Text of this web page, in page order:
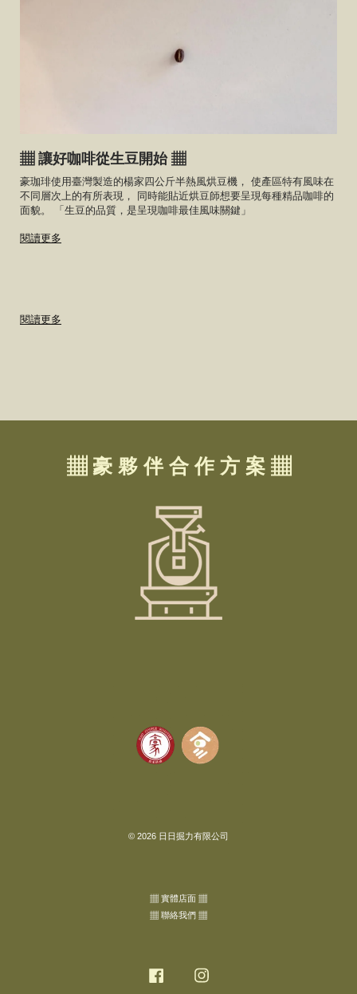
▦ 讓好咖啡從生豆開始 ▦
豪珈琲使用臺灣製造的楊家四公斤半熱風烘豆機， 使產區特有風味在
不同層次上的有所表現， 同時能貼近烘豆師想要呈現每種精品咖啡的
面貌。 「生豆的品質，是呈現咖啡最佳風味關鍵」
閱讀更多
閱讀更多
▦ 豪 夥 伴 合 作 方 案 ▦
© 2026 日日掘力有限公司
▦ 實體店面 ▦
▦ 聯絡我們 ▦
Facebook